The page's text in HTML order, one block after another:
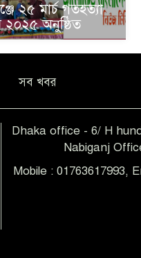
২৫ মার্চ গতহত্যা
২০২৫ অনুষ্ঠিত
সব খবর
Dhaka office - 6/ H
Nabiganj
Mobile : 01763617993,